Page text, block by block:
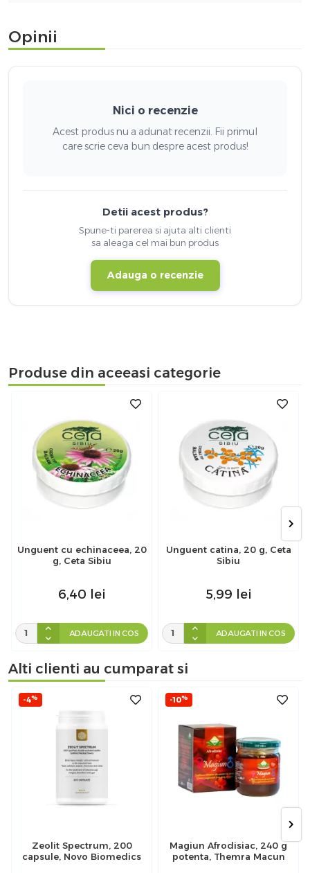
Opinii
Nici o recenzie
Acest produs nu a adunat recenzii. Fii primul
care scrie ceva bun despre acest produs!
Detii acest produs?
Spune-ti parerea si ajuta alti clienti
sa aleaga cel mai bun produs
Adauga o recenzie
Produse din aceeasi categorie
Unguent cu echinaceea, 20
g, Ceta Sibiu
6,40 lei
ADAUGATI IN COS
Unguent catina, 20 g, Ceta
Sibiu
5,99 lei
ADAUGATI IN COS
Alti clienti au cumparat si
-4%
Zeolit Spectrum, 200
capsule, Novo Biomedics
-10%
Magiun Afrodisiac, 240 g
potenta, Themra Macun